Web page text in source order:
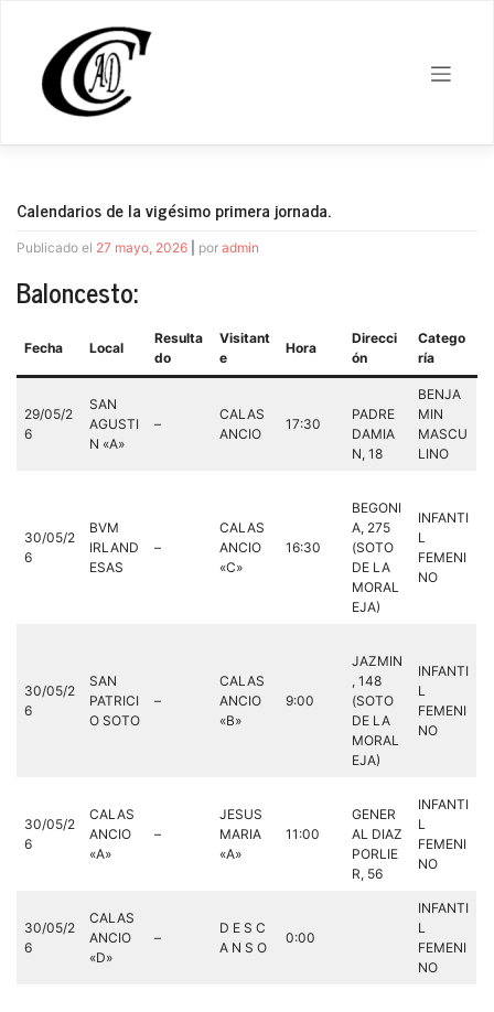
contenido
Calendarios de la vigésimo primera jornada.
Publicado el 27 mayo, 2026 por admin
Baloncesto:
Fecha Local
Resulta
do
Visitant
e
Hora
Direcci
ón
Catego
ría
29/05/2
6
SAN
AGUSTI
N «A»
–
CALAS
ANCIO
17:30
PADRE
DAMIA
N, 18
BENJA
MIN
MASCU
LINO
30/05/2
6
BVM
IRLAND
ESAS
–
CALAS
ANCIO
«C»
16:30
BEGONI
A, 275
(SOTO
DE LA
MORAL
EJA)
INFANTI
L
FEMENI
NO
30/05/2
6
SAN
PATRICI
O SOTO
–
CALAS
ANCIO
«B»
9:00
JAZMIN
, 148
(SOTO
DE LA
MORAL
EJA)
INFANTI
L
FEMENI
NO
30/05/2
6
CALAS
ANCIO
«A»
–
JESUS
MARIA
«A»
11:00
GENER
AL DIAZ
PORLIE
R, 56
INFANTI
L
FEMENI
NO
30/05/2
6
CALAS
ANCIO
«D»
–
D E S C
A N S O
0:00
INFANTI
L
FEMENI
NO